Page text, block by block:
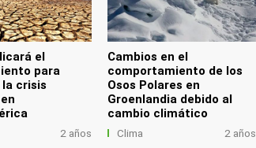
el
para
crisis
2 años
Cambios en el
comportamiento de los
Osos Polares en
Groenlandia debido al
cambio climático
Clima 2 años